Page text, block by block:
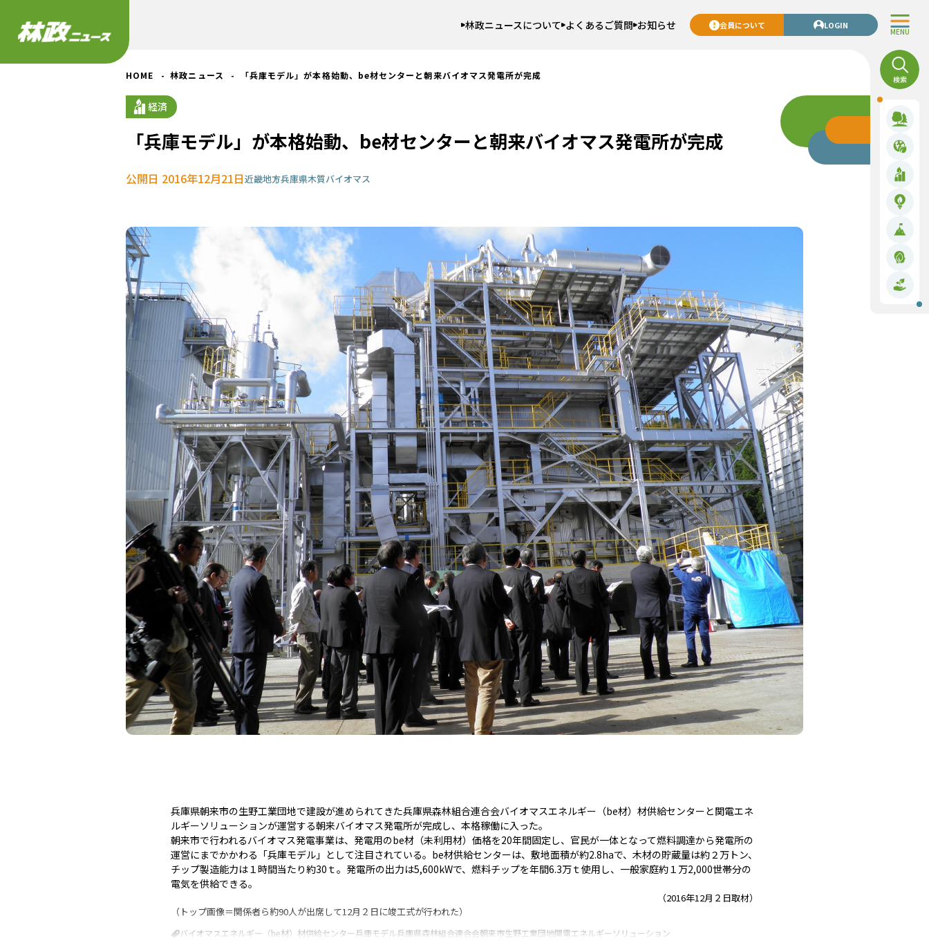
MENU
林政ニュースについて よくあるご質問 お知らせ 会員について LOGIN
HOME 林政ニュース 「兵庫モデル」が本格始動、be材センターと朝来バイオマス発電所が完成
経済
「兵庫モデル」が本格始動、be材センターと朝来バイオマス発電所が完成
公開日 2016年12月21日近畿地方兵庫県木質バイオマス
兵庫県朝来市の生野工業団地で建設が進められてきた兵庫県森林組合連合会バイオマスエネルギー（be材）材供給センターと関電エネ
ルギーソリューションが運営する朝来バイオマス発電所が完成し、本格稼働に入った。
朝来市で行われるバイオマス発電事業は、発電用のbe材（未利用材）価格を20年間固定し、官民が一体となって燃料調達から発電所の
運営にまでかかわる「兵庫モデル」として注目されている。be材供給センターは、敷地面積が約2.8haで、木材の貯蔵量は約２万トン、
チップ製造能力は１時間当たり約30ｔ。発電所の出力は5,600kWで、燃料チップを年間6.3万ｔ使用し、一般家庭約１万2,000世帯分の
電気を供給できる。
（2016年12月２日取材）
（トップ画像＝関係者ら約90人が出席して12月２日に竣工式が行われた）
バイオマスエネルギー（be材）材供給センター兵庫モデル兵庫県森林組合連合会朝来市生野工業団地関電エネルギーソリューション